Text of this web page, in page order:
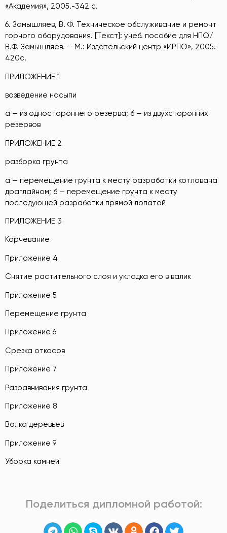
«Академия», 2005.-342 с.
6. Замышляев, В. Ф. Техническое обслуживание и ремонт
горного оборудования. [Текст]: учеб. пособие для НПО/
В.Ф. Замышляев. — М.: Издательский центр «ИРПО», 2005.-
420с.
ПРИЛОЖЕНИЕ 1
возведение насыпи
а — из одностороннего резерва; б — из двухсторонних
резервов
ПРИЛОЖЕНИЕ 2
разборка грунта
а — перемещение грунта к месту разработки котлована
драглайном; б — перемещение грунта к месту
последующей разработки прямой лопатой
ПРИЛОЖЕНИЕ 3
Корчевание
Приложение 4
Снятие растительного слоя и укладка его в валик
Приложение 5
Перемещение грунта
Приложение 6
Срезка откосов
Приложение 7
Разравнивания грунта
Приложение 8
Валка деревьев
Приложение 9
Уборка камней
Поделиться дипломной работой: